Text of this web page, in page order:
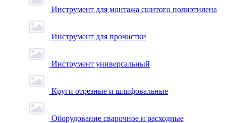
Инструмент для монтажа сшитого полиэтилена
Инструмент для прочистки
Инструмент универсальный
Круги отрезные и шлифовальные
Оборудование сварочное и расходные